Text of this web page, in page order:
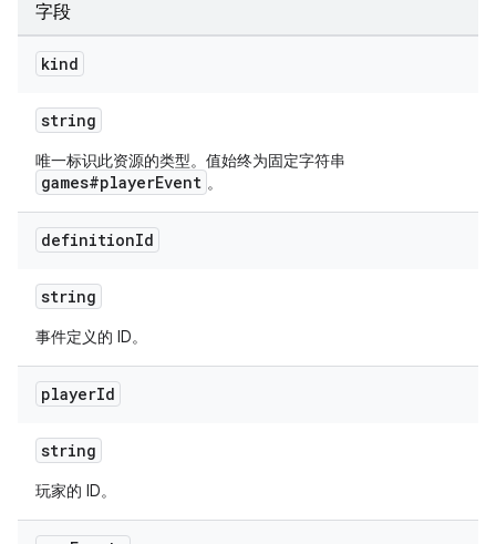
字段
kind
string
唯一标识此资源的类型。值始终为固定字符串
games#playerEvent 。
definitionId
string
事件定义的 ID。
playerId
string
玩家的 ID。